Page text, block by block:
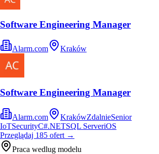
Software Engineering Manager
Alarm.com Kraków
Software Engineering Manager
Alarm.com KrakówZdalnieSenior
IoTSecurityC#.NETSQL ServeriOS
Przeglądaj 185 ofert →
Praca wedlug modelu